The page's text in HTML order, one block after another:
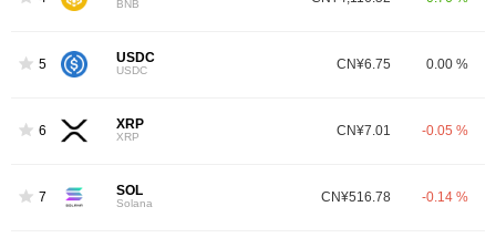
BNB
5 USDC
USDC CN¥6.75 0.00 %
6 XRP
XRP CN¥7.01 -0.05 %
7 SOL
Solana CN¥516.78 -0.14 %